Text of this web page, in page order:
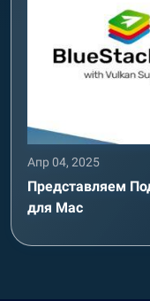
Апр 04, 2025
Представляем
для Mac